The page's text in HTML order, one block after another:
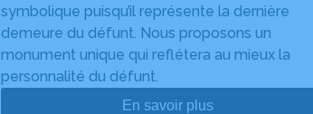
symbolique puisqu’il représente la dernière
demeure du défunt. Nous proposons un
monument unique qui reflétera au mieux la
personnalité du défunt.
En savoir plus